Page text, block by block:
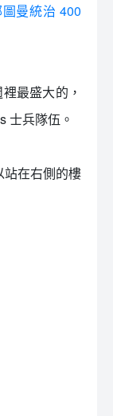
曼統治 400
最盛大的，
士兵隊伍。
站在右側的樓